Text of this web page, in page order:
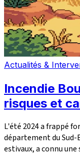
Actualités &
Incendie
risques et
L'été 2024 a frappé
département du Sud-
estivaux, a connu